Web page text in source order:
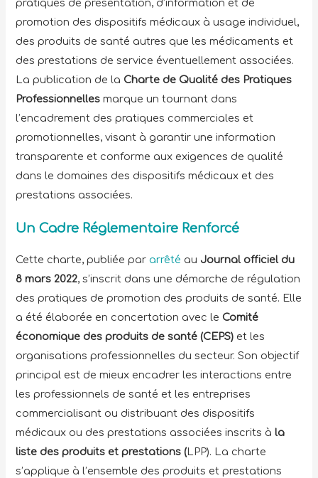
pratiques de présentation, d’information et de
promotion des dispositifs médicaux à usage individuel,
des produits de santé autres que les médicaments et
des prestations de service éventuellement associées.
La publication de la Charte de Qualité des Pratiques
Professionnelles marque un tournant dans
l’encadrement des pratiques commerciales et
promotionnelles, visant à garantir une information
transparente et conforme aux exigences de qualité
dans le domaines des dispositifs médicaux et des
prestations associées.
Un Cadre Réglementaire Renforcé
Cette charte, publiée par arrêté au Journal officiel du
8 mars 2022, s’inscrit dans une démarche de régulation
des pratiques de promotion des produits de santé. Elle
a été élaborée en concertation avec le Comité
économique des produits de santé (CEPS) et les
organisations professionnelles du secteur. Son objectif
principal est de mieux encadrer les interactions entre
les professionnels de santé et les entreprises
commercialisant ou distribuant des dispositifs
médicaux ou des prestations associées inscrits àla
liste des produits et prestations (LPP). La charte
s’applique à l’ensemble des produits et prestations